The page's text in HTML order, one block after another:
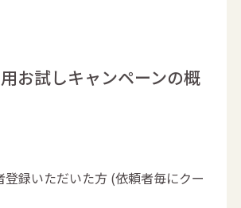
お試しキャンペーンの概
登録いただいた方 (依頼者毎にクー